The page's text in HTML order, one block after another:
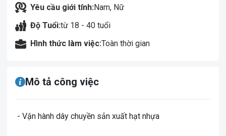
Yêu cầu giới tính:Nam, Nữ
Độ Tuổi:từ 18 - 40 tuổi
Hình thức làm việc:Toàn thời gian
Mô tả công việc
- Vận hành dây chuyền sản xuất hạt nhựa